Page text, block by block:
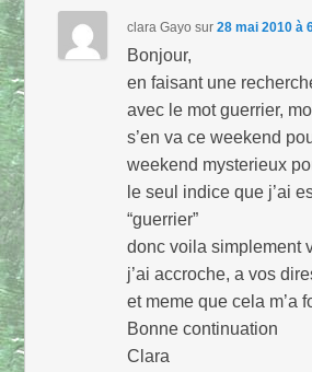
clara Gayo sur28 mai 2010 à
Bonjour,
en faisant une
avec le mot guerrier,
s’en va ce weekend
weekend mysterieux
le seul indice que j’ai
“guerrier”
donc voila simplement
j’ai accroche, a vos
et meme que cela m’a
Bonne continuation
Clara